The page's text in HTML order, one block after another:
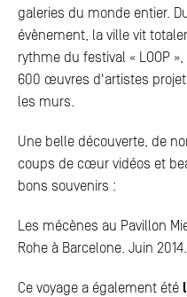
galeries du monde entier.
évènement, la ville vit
rythme du festival « LOOP
600 œuvres d'artistes
les murs.
Une belle découverte, de
coups de cœur vidéos et
bons souvenirs :
Les mécènes au Pavillon
Rohe à Barcelone. Juin 2014.
Ce voyage a également été